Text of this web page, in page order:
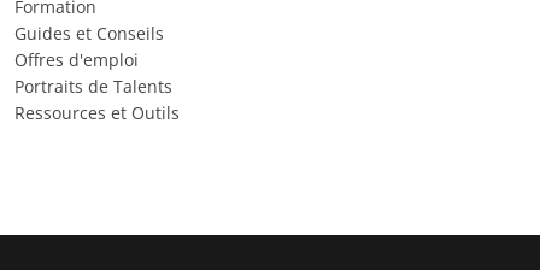
Formation
Guides et Conseils
Offres d'emploi
Portraits de Talents
Ressources et Outils